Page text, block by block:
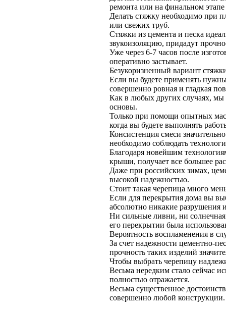
ремонта или на финальном этапе
Делать стяжку необходимо при
или свежих труб.
Стяжки из цемента и песка
звукоизоляцию, придадут
Уже через 6-7 часов после
оперативно застывает.
Безукоризненный вариант
Если вы будете применять
совершенно ровная и гладкая
Как в любых других случаях, мы
основы.
Только при помощи опытных
когда вы будете выполнять
Консистенция смеси
необходимо соблюдать
Благодаря новейшим
крыши, получает все большее
Даже при российских зимах,
высокой надежностью.
Стоит такая черепица много
Если для перекрытия дома вы
абсолютно никакие
Ни сильные ливни, ни
его перекрытии была
Вероятность воспламенения в
За счет надежности цементно-
прочность таких изделий
Чтобы выбрать черепицу
Весьма нередким стало сейчас
полностью отражается.
Весьма существенное
совершенно любой конструкции.